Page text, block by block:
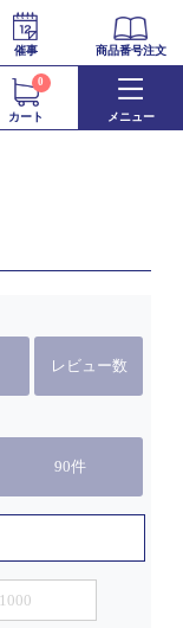
催事 商品番号注文
カート
0
メニュー
レビュー数
90件